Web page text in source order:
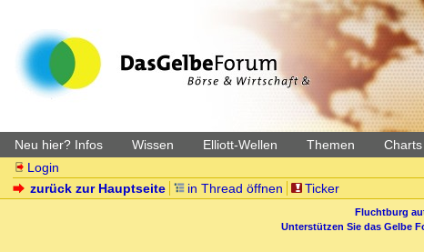
Neu hier? Infos Wissen Elliott-Wellen Themen
Login
zurück zur Hauptseite
in Thread öffnen Ticker
Fluchtburg
Unterstützen Sie das Gelbe